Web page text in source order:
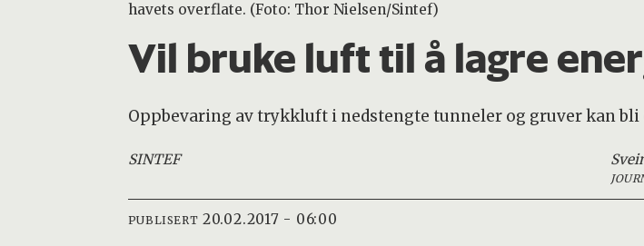
havets overflate. (Foto: Thor Nielsen/Sintef)
Vil bruke luft til å lagre
Oppbevaring av trykkluft i nedstengte tunneler og gruver kan
SINTEF
PUBLISERT 20.02.2017 - 06:00